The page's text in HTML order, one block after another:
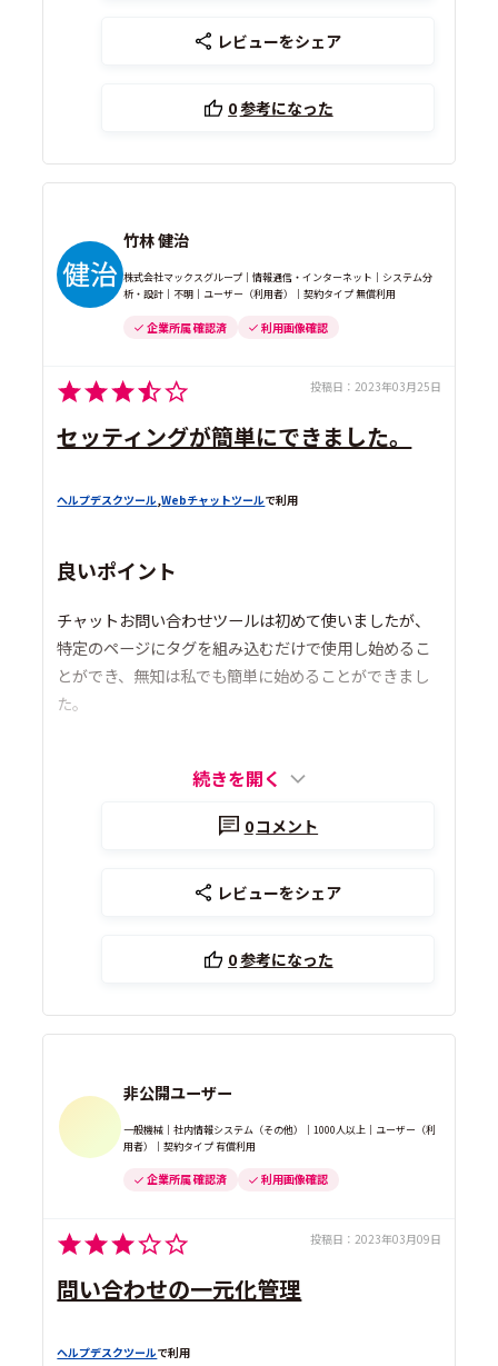
レビューをシェア
0参考になった
竹林 健治
株式会社マックスグループ｜情報通信・インターネット｜システム分
析・設計｜不明｜ユーザー（利用者）｜契約タイプ 無償利用
企業所属 確認済 利用画像確認
投稿日： 2023年03月25日
セッティングが簡単にできました。
ヘルプデスクツール,Webチャットツールで利用
良いポイント
チャットお問い合わせツールは初めて使いましたが、
特定のページにタグを組み込むだけで使用し始めるこ
とができ、無知は私でも簡単に始めることができまし
た。
続きを開く
0コメント
レビューをシェア
0参考になった
非公開ユーザー
一般機械｜社内情報システム（その他）｜1000人以上｜ユーザー（利
用者）｜契約タイプ 有償利用
企業所属 確認済 利用画像確認
投稿日： 2023年03月09日
問い合わせの一元化管理
ヘルプデスクツールで利用